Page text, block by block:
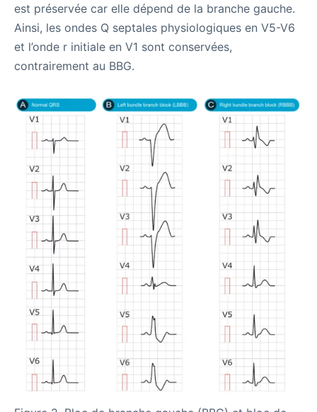
est préservée car elle dépend de la branche gauche.
Ainsi, les ondes Q septales physiologiques en V5-V6
et l’onde r initiale en V1 sont conservées,
contrairement au BBG.